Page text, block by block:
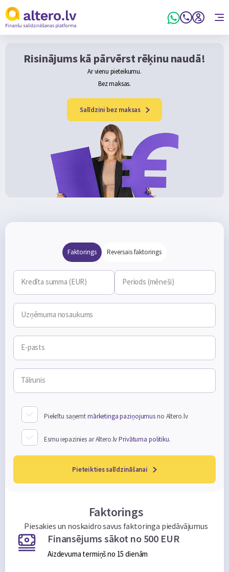
Risinājums kā pārvērst rēķinu naudā!
Аr vienu pieteikumu.
Bez maksas.
Salīdzini bez maksas
Faktorings
Piesakies un noskaidro savus faktoringa piedāvājumus
Finansējums sākot no 500 EUR
Aizdevuma termiņš no 15 dienām
Faktorings Reversais faktorings
Kredīta summa (EUR) Periods (mēneši)
Uzņēmuma nosaukums
E-pasts
Tālrunis
Piekrītu saņemtmārketinga paziņojumusno Altero.lv
Esmu iepazinies ar Altero.lvPrivātuma politiku.
Pieteikties salīdzināšanai